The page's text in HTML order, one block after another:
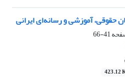
حقوقی، آموزشی و رسانه‌ای ایرانی
41-66
423.12